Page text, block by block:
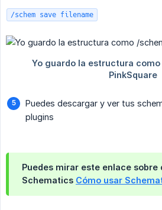
/schem save filename
Puedes descargar y ver tus
plugins
Puedes mirar este enlace sobre
Schematics Cómo usar